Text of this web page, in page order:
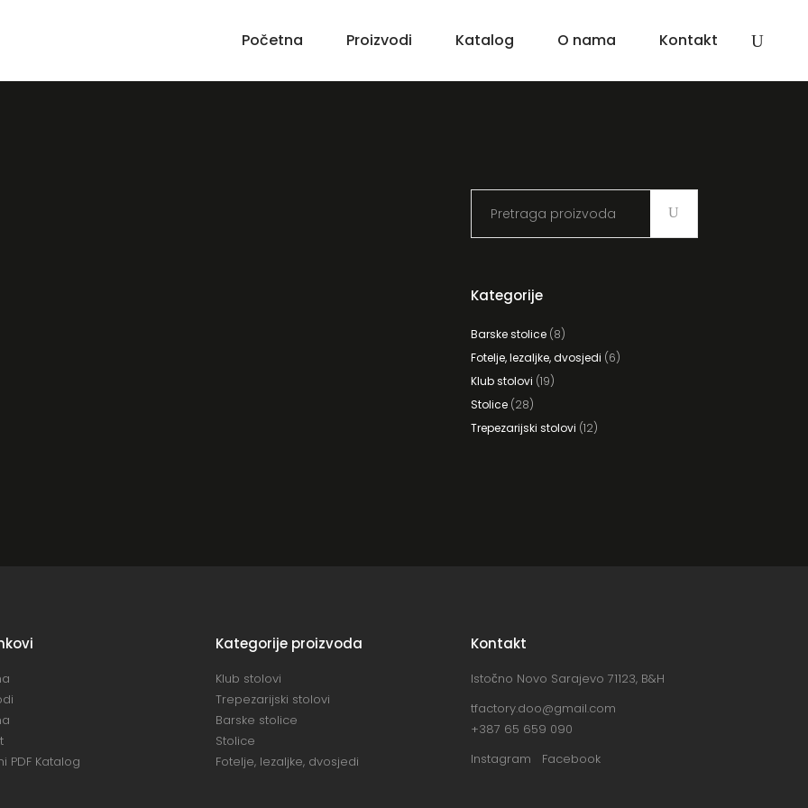
Početna Proizvodi Katalog O nama Kontakt
Kategorije
Barske stolice (8)
Fotelje, lezaljke, dvosjedi (6)
Klub stolovi (19)
Stolice (28)
Trepezarijski stolovi (12)
PDF Katalog
Kategorije proizvoda
Klub stolovi
Trepezarijski stolovi
Barske stolice
Stolice
Fotelje, lezaljke, dvosjedi
Kontakt
Istočno Novo Sarajevo 71123, B&H
tfactory.doo@gmail.com
+387 65 659 090
Instagram Facebook